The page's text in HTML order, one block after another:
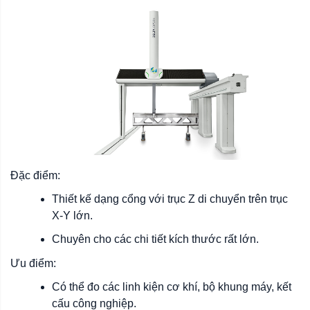
Đặc điểm:
Thiết kế dạng cổng với trục Z di chuyển trên trục
X-Y lớn.
Chuyên cho các chi tiết kích thước rất lớn.
Ưu điểm:
Có thể đo các linh kiện cơ khí, bộ khung máy, kết
cấu công nghiệp.